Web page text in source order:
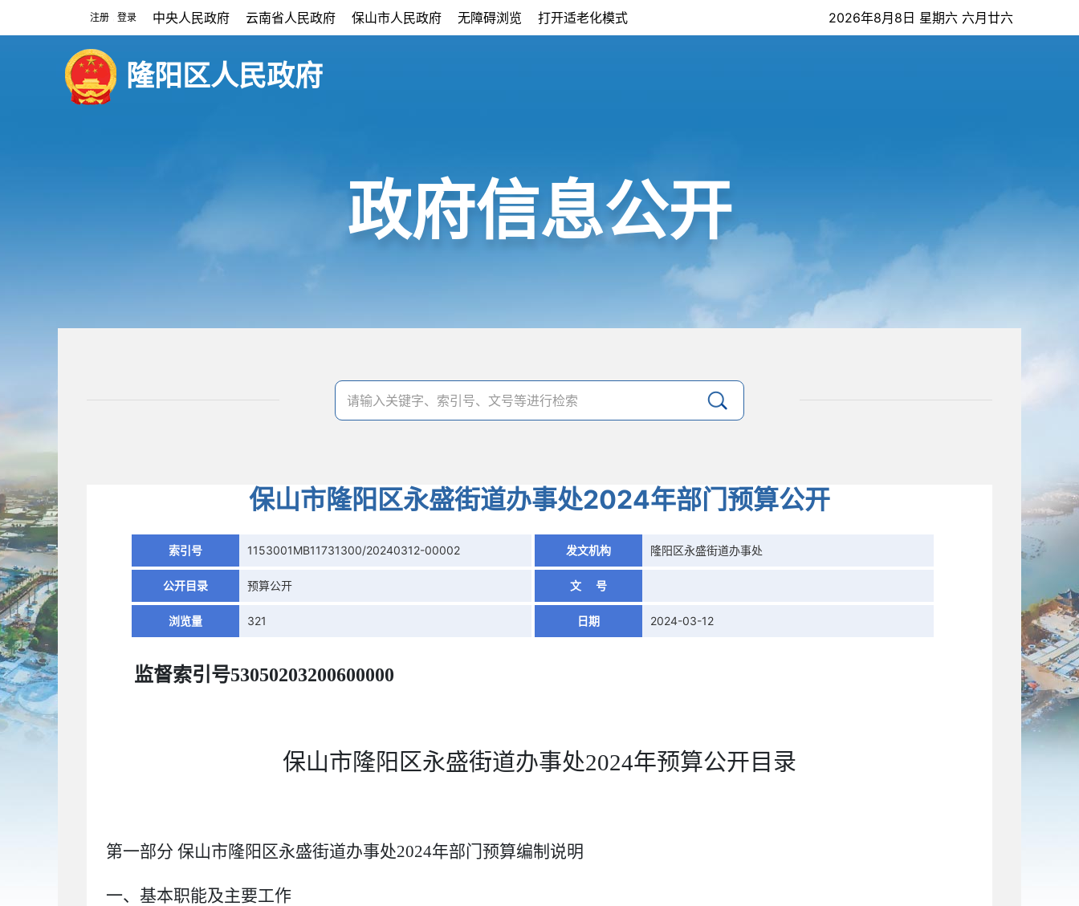
注册 登录 中央人民政府 云南省人民政府 保山市人民政府 无障碍浏览 打开适老化模式 2026年8月8日 星期六 六月廿六
隆阳区人民政府
政府信息公开
保山市隆阳区永盛街道办事处2024年部门预算公开
索引号 1153001MB11731300/20240312-00002 发文机构 隆阳区永盛街道办事处
公开目录 预算公开 文 号
浏览量 321 日期 2024-03-12
监督索引号53050203200600000
保山市隆阳区永盛街道办事处2024年预算公开 目录
第一部分 保山市隆阳区永盛街道办事处2024年部门预算编制说明
一、基本职能及主要工作